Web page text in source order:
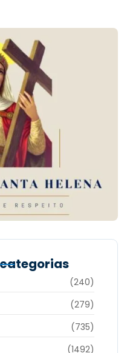
(240)
(279)
(735)
(1492)